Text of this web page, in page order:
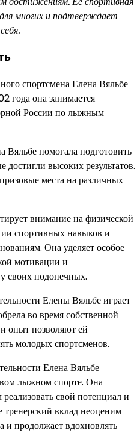
многих и подтверждает
спортсмена Елена Вяльбе
года она занимается
России по лыжным
Вяльбе помогала подготовить
высоких результатов.
места на различных
внимание на физической
спортивных навыков и
Она уделяет особое
мотивации и
своих подопечных.
Елены Вяльбе играет
во время собственной
опыт позволяют ей
молодых спортсменов.
Елена Вяльбе
лыжном спорте. Она
свой потенциал и
тренерский вклад неоценим
и продолжает вдохновлять